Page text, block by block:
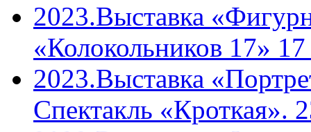
2023.Выставка
«Колокольников 17» 17
2023.Выставка
Спектакль «Кроткая».